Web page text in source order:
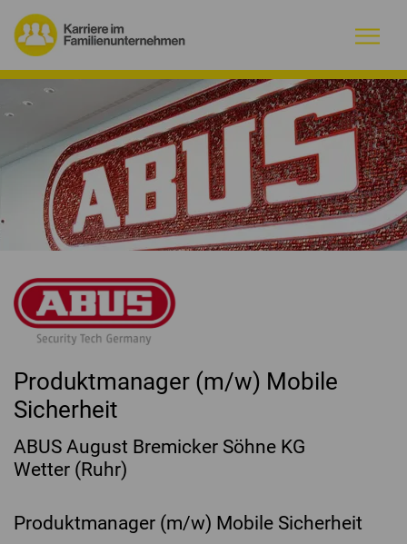
Warum Familienunternehmen?
Firmenprofile
Jobs
Magazin
Initiative
Kontakt
Produktmanager (m/w) Mobile
Sicherheit
ABUS August Bremicker Söhne KG
Wetter (Ruhr)
Produktmanager (m/w) Mobile Sicherheit